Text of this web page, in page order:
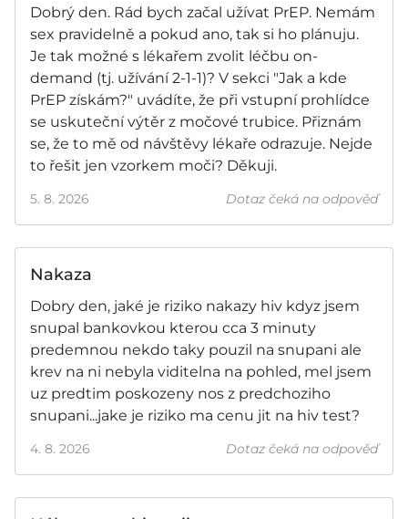
Dobrý den. Rád bych začal užívat PrEP. Nemám
sex pravidelně a pokud ano, tak si ho plánuju.
Je tak možné s lékařem zvolit léčbu on-
demand (tj. užívání 2-1-1)? V sekci "Jak a kde
PrEP získám?" uvádíte, že při vstupní prohlídce
se uskuteční výtěr z močové trubice. Přiznám
se, že to mě od návštěvy lékaře odrazuje. Nejde
to řešit jen vzorkem moči? Děkuji.
5. 8. 2026 Dotaz čeká na odpověď
Nakaza
Dobry den, jaké je riziko nakazy hiv kdyz jsem
snupal bankovkou kterou cca 3 minuty
predemnou nekdo taky pouzil na snupani ale
krev na ni nebyla viditelna na pohled, mel jsem
uz predtim poskozeny nos z predchoziho
snupani...jake je riziko ma cenu jit na hiv test?
4. 8. 2026 Dotaz čeká na odpověď